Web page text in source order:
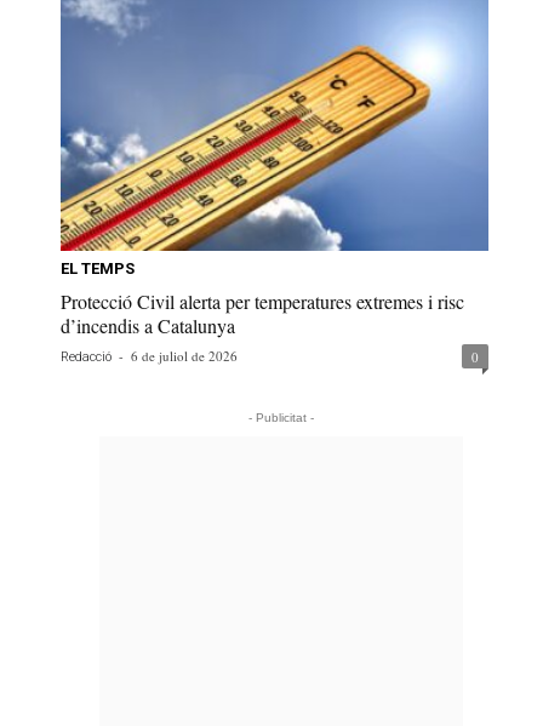
EL TEMPS
Protecció Civil alerta per temperatures extremes i risc
d’incendis a Catalunya
Redacció - 6 de juliol de 2026 0
- Publicitat -